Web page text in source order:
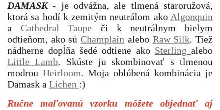
DAMASK- je odvážna, ale tlmená staroružová,
ktorá sa hodí k zemitým neutrálom ako Algonquin
a Cathedral Taupe či k neutrálnym bielym
odtieňom, ako súChamplain alebo Raw Silk. Tiež
nádherne dopĺňa šedé odtiene ako Sterling alebo
Little Lamb. Skúste ju skombinovať s tlmenou
modrou Heirloom. Moja oblúbená kombinácia je
Damask a Lichen :)
Ručne maľovanú vzorku môžete objednať aj